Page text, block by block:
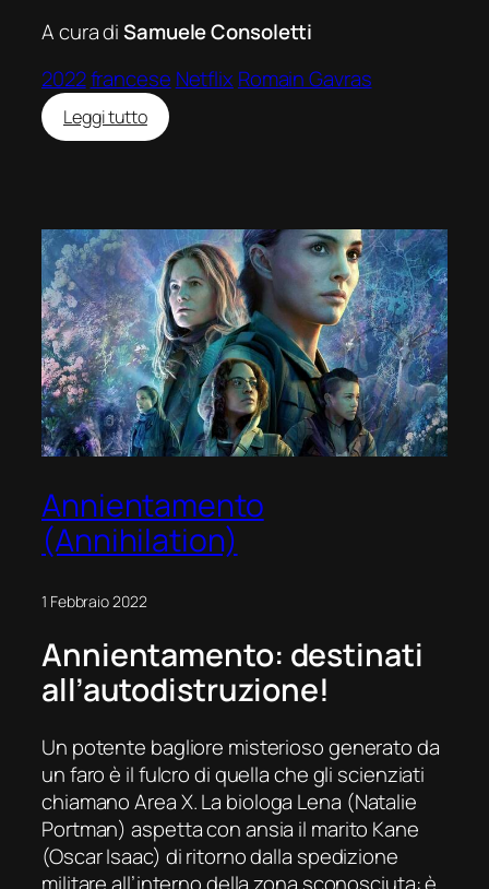
A cura diSamuele Consoletti
2022francese Netflix Romain Gavras
Leggi tutto:
Athena
Annientamento
(Annihilation)
1 Febbraio 2022
Annientamento: destinati
all’autodistruzione!
Un potente bagliore misterioso generato da
un faro è il fulcro di quella che gli scienziati
chiamanoArea X. La biologa Lena (Natalie
Portman) aspetta con ansia il marito Kane
(Oscar Isaac) di ritorno dalla spedizione
militare all’interno della zona sconosciuta: è